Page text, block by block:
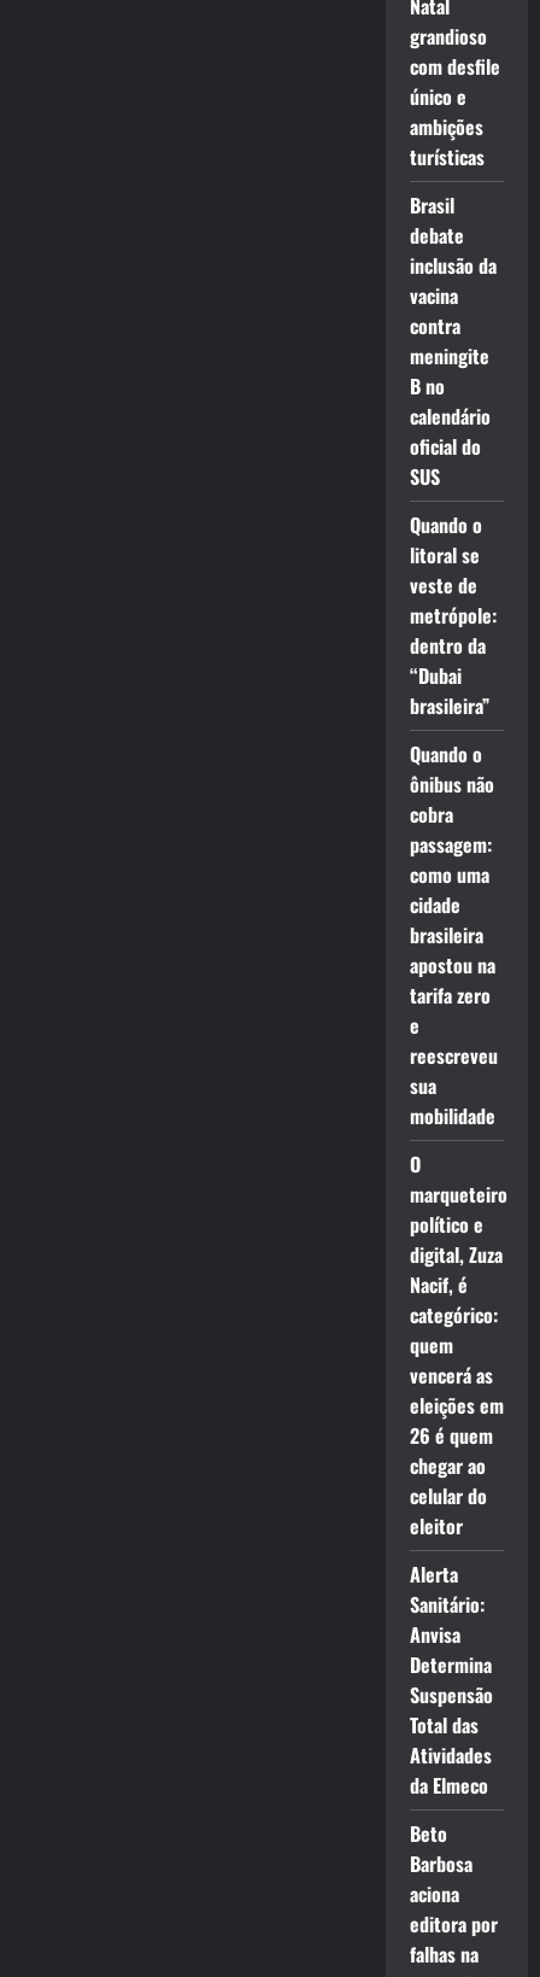
Natal
grandioso
com desfile
único e
ambições
turísticas
Brasil
debate
inclusão da
vacina
contra
meningite
B no
calendário
oficial do
SUS
Quando o
litoral se
veste de
metrópole:
dentro da
“Dubai
brasileira”
Quando o
ônibus não
cobra
passagem:
como uma
cidade
brasileira
apostou na
tarifa zero
e
reescreveu
sua
mobilidade
O
marqueteiro
político e
digital, Zuza
Nacif, é
categórico:
quem
vencerá as
eleições em
26 é quem
chegar ao
celular do
eleitor
Alerta
Sanitário:
Anvisa
Determina
Suspensão
Total das
Atividades
da Elmeco
Beto
Barbosa
aciona
editora por
falhas na